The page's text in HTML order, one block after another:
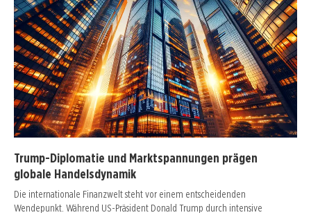
Trump-Diplomatie und Marktspannungen prägen
globale Handelsdynamik
Die internationale Finanzwelt steht vor einem entscheidenden
Wendepunkt. Während US-Präsident Donald Trump durch intensive